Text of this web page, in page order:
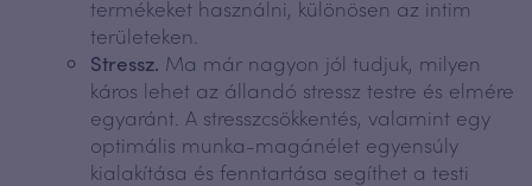
termékeket használni, különösen az intim
területeken.
Stressz. Ma már nagyon jól tudjuk, milyen
káros lehet az állandó stressz testre és elmére
egyaránt. A stresszcsökkentés, valamint egy
optimális munka-magánélet egyensúly
kialakítása és fenntartása segíthet a testi